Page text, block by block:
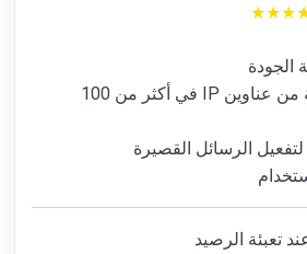
الجودة
مجموعة واسعة من عناوين IP في أكثر من 100
الرسائل القصيرة
تعبئة الرصيد